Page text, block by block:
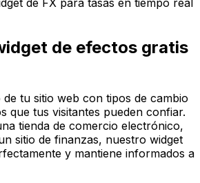
de FX para tasas en tiempo real
de efectos gratis
tu sitio web con tipos de cambio
que tus visitantes pueden confiar.
tienda de comercio electrónico,
sitio de finanzas, nuestro widget
y mantiene informados a